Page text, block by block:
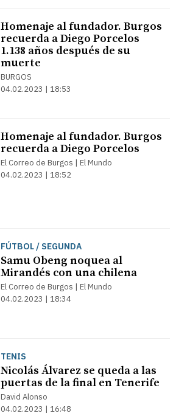
Homenaje al fundador. Burgos
recuerda a Diego Porcelos
1.138 años después de su
muerte
BURGOS
04.02.2023 | 18:53
Homenaje al fundador. Burgos
recuerda a Diego Porcelos
El Correo de Burgos | El Mundo
04.02.2023 | 18:52
FÚTBOL / SEGUNDA
Samu Obeng noquea al
Mirandés con una chilena
El Correo de Burgos | El Mundo
04.02.2023 | 18:34
TENIS
Nicolás Álvarez se queda a las
puertas de la final en Tenerife
David Alonso
04.02.2023 | 16:48